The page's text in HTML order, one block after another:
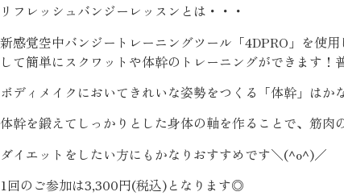
リフレッシュバンジーレッスンとは・・・
新感覚空中バンジートレーニングツール「4DPRO」を使
して簡単にスクワットや体幹のトレーニングができます
ボディメイクにおいてきれいな姿勢をつくる「体幹」はか
体幹を鍛えてしっかりとした身体の軸を作ることで、筋肉
ダイエットをしたい方にもかなりおすすめです＼(^o^)／
1回のご参加は3,300円(税込)となります◎